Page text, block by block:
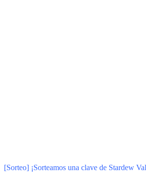
[Sorteo] ¡Sorteamos una clave de Stardew